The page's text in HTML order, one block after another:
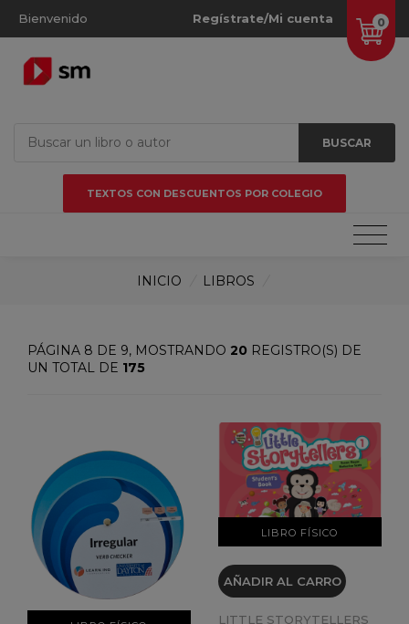
Bienvenido 0
Regístrate/Mi cuenta
BUSCAR
TEXTOS CON DESCUENTOS POR COLEGIO
INICIO LIBROS
PÁGINA 8 DE 9, MOSTRANDO 20 REGISTRO(S) DE
UN TOTAL DE 175
VER DETALLES LIBRO FÍSICO
VER DETALLES
AÑADIR AL CARRO
LITTLE STORYTELLERS